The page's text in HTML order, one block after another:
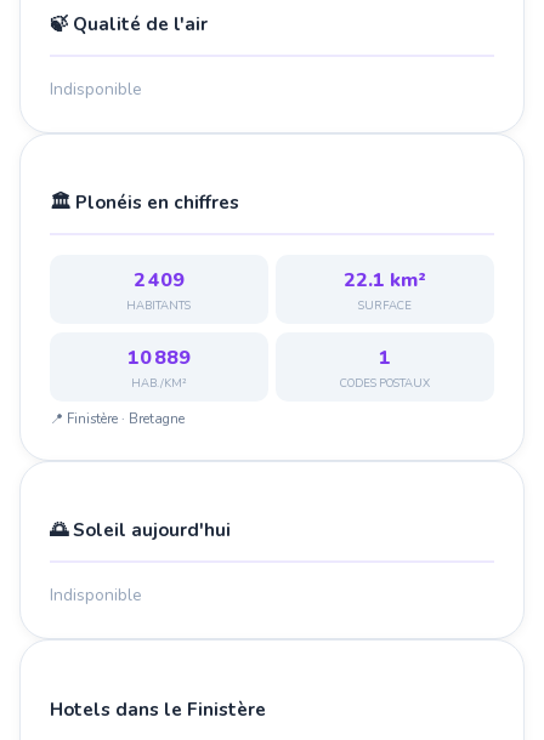
🍃 Qualité de l'air
Indisponible
🏛️ Plonéis en chiffres
2 409
HABITANTS
22.1 km²
SURFACE
10 889
HAB./KM²
1
CODES POSTAUX
📍 Finistère · Bretagne
🌅 Soleil aujourd'hui
Indisponible
Hotels dans le Finistère